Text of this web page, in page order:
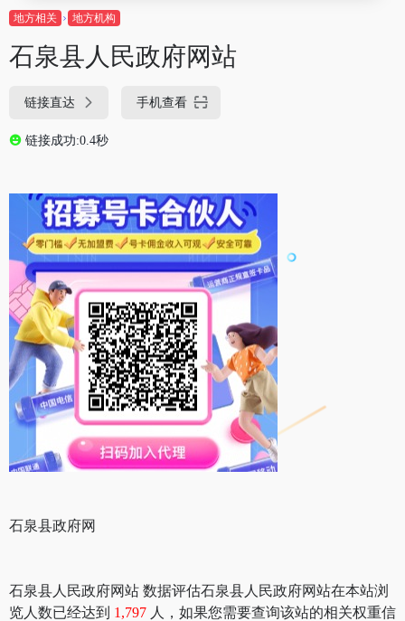
地方相关 地方机构
石泉县人民政府网站
链接直达 手机查看
链接成功:0.4秒
石泉县政府网
石泉县人民政府网站 数据评估石泉县人民政府网站在本站浏
览人数已经达到 1,797 人，如果您需要查询该站的相关权重信